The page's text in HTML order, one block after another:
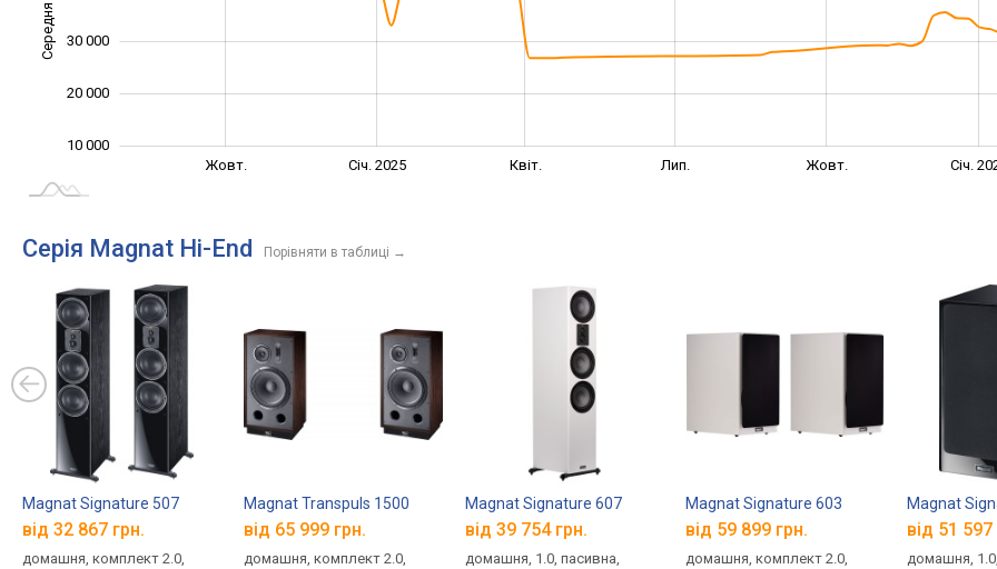
10 000
20 000
30 000
Жовт. Січ. 2025 Квіт. Лип. Жовт. Січ.
Серія Magnat Hi-End Порівняти в таблиці →
Magnat Signature 507
від 32 867 грн.
домашня, комплект 2.0,
Magnat Transpuls 1500
від 65 999 грн.
домашня, комплект 2.0,
Magnat Signature 607
від 39 754 грн.
домашня, 1.0, пасивна,
Magnat Signature 603
від 59 899 грн.
домашня, комплект 2.0,
Magnat
від 51 597
домашня,